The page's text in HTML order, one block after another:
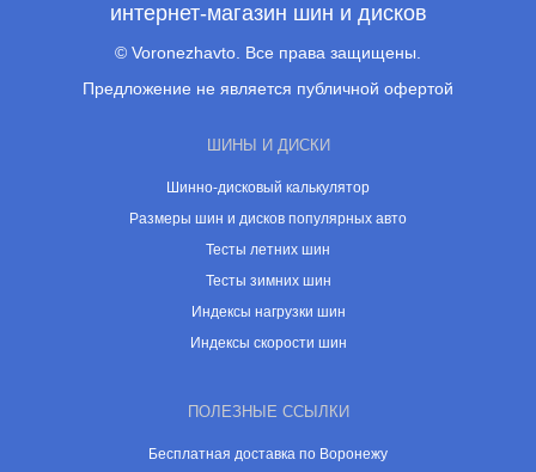
интернет-магазин шин и дисков
© Voronezhavto. Все права защищены.
Предложение не является публичной офертой
ШИНЫ И ДИСКИ
Шинно-дисковый калькулятор
Размеры шин и дисков популярных авто
Тесты летних шин
Тесты зимних шин
Индексы нагрузки шин
Индексы скорости шин
ПОЛЕЗНЫЕ ССЫЛКИ
Бесплатная доставка по Воронежу